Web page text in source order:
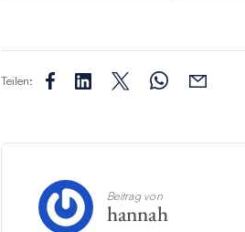
Teilen:
Beitrag von
hannah